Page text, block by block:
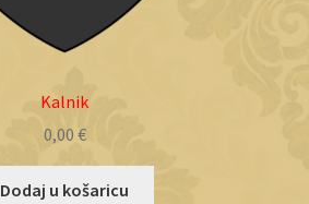
Kalnik
0,00 €
Dodaj u košaricu